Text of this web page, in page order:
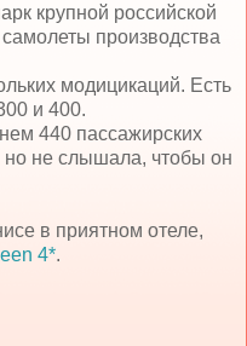
крупной российской
производства
модицикаций. Есть
и 400.
440 пассажирских
но не слышала, чтобы он
в приятном отеле,
4*.